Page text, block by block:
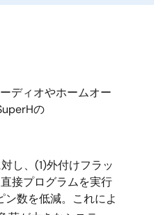
ディオやホームオー
の
し、(1)外付けフラッ
接プログラムを実行
数を低減。これによ